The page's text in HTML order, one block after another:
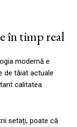
în timp real
modernă e
de tăiat actuale
calitatea
setați, poate că